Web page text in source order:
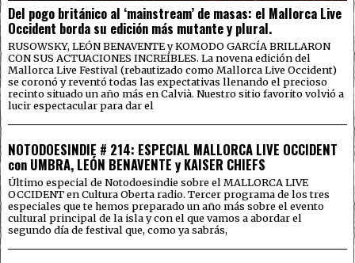
Del pogo británico al ‘mainstream’ de masas: el Mallorca Live
Occident borda su edición más mutante y plural.
RUSOWSKY, LEÓN BENAVENTE y KOMODO GARCÍA BRILLARON
CON SUS ACTUACIONES INCREÍBLES. La novena edición del
Mallorca Live Festival (rebautizado como Mallorca Live Occident)
se coronó y reventó todas las expectativas llenando el precioso
recinto situado un año más en Calvià. Nuestro sitio favorito volvió a
lucir espectacular para dar el
NOTODOESINDIE # 214: ESPECIAL MALLORCA LIVE OCCIDENT
con UMBRA, LEÓN BENAVENTE y KAISER CHIEFS
Último especial de Notodoesindie sobre el MALLORCA LIVE
OCCIDENT en Cultura Oberta radio. Tercer programa de los tres
especiales que te hemos preparado un año más sobre el evento
cultural principal de la isla y con el que vamos a abordar el
segundo día de festival que, como ya sabrás,